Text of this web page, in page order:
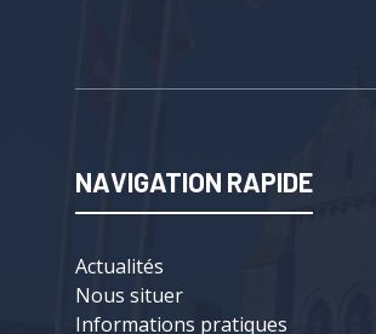
NAVIGATION RAPIDE
Actualités
Nous situer
Informations pratiques